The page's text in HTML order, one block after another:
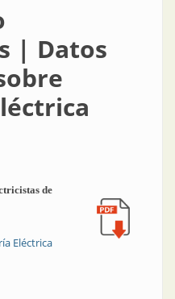
| Datos
de
Eléctrica